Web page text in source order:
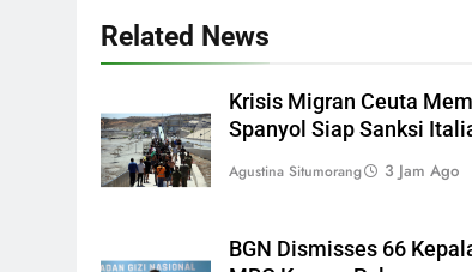
Related News
Krisis Migran Ceuta
Spanyol Siap Sanksi
Agustina Situmorang 3 Jam Ago
BGN Dismisses 66